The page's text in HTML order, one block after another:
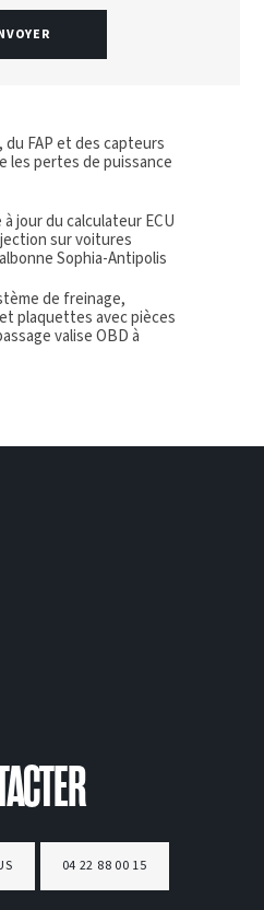
FAP et des capteurs
les pertes de puissance
jour du calculateur ECU
sur voitures
Sophia-Antipolis
de freinage,
plaquettes avec pièces
valise OBD à
04 22 88 00 15